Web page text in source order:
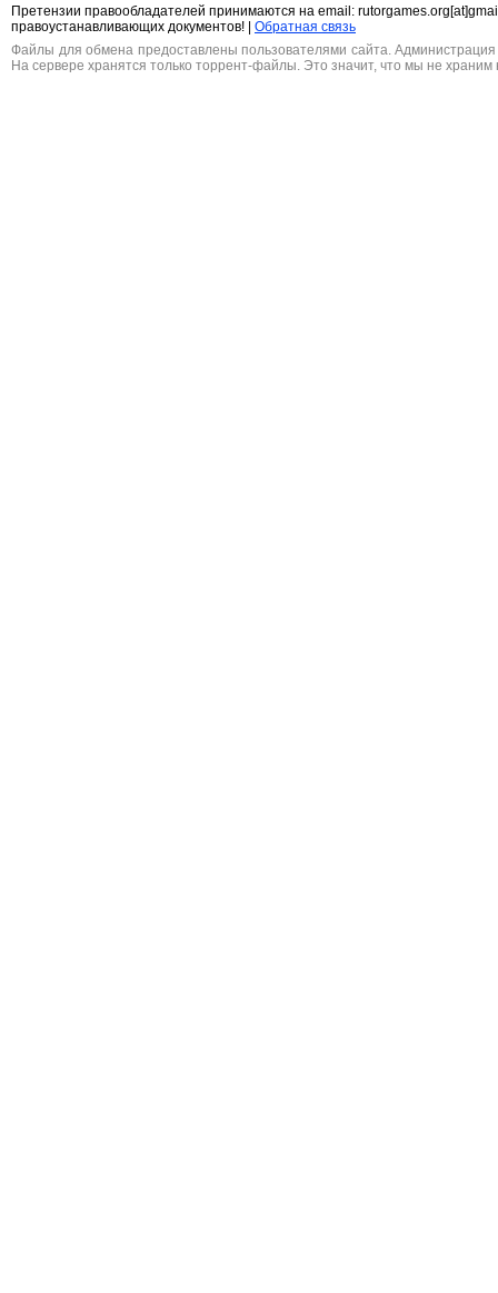
Претензии правообладателей принимаются на email:
правоустанавливающих документов! |
Обратная связь
Файлы для обмена предоставлены пользователями сайта. Администрация
На сервере хранятся только торрент-файлы. Это значит, что мы не